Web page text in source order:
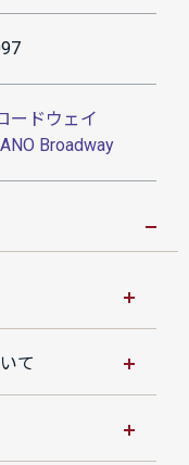
ードウェイ
Broadway
て